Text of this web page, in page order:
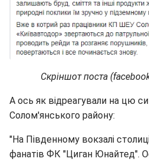
Скріншот поста
А ось як відреагували на цю
Солом'янського району:
"На Південному вокзалі
фанатів ФК "Циган Юнайтед".